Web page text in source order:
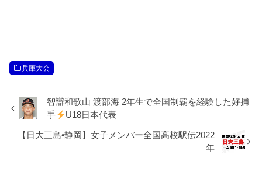
兵庫大会
智辯和歌山 渡部海 2年生で全国制覇を経験した好捕
手
U18日本代表
【日大三島•静岡】女子メンバー全国高校駅伝2022
年